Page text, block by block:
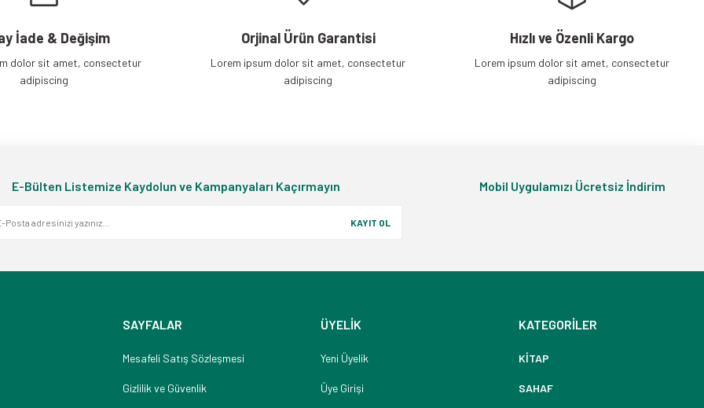
İade & Değişim
dolor sit amet, consectetur
adipiscing
Orjinal Ürün Garantisi
Lorem ipsum dolor sit amet, consectetur
adipiscing
Hızlı ve Özenli Kargo
Lorem ipsum dolor sit amet, consectetur
adipiscing
E-Bülten Listemize Kaydolun ve Kampanyaları Kaçırmayın
KAYIT OL
Mobil Uygulamızı Ücretsiz İndirim
SAYFALAR
Mesafeli Satış Sözleşmesi
Gizlilik ve Güvenlik
ÜYELİK
Yeni Üyelik
Üye Girişi
KATEGORİLER
KİTAP
SAHAF